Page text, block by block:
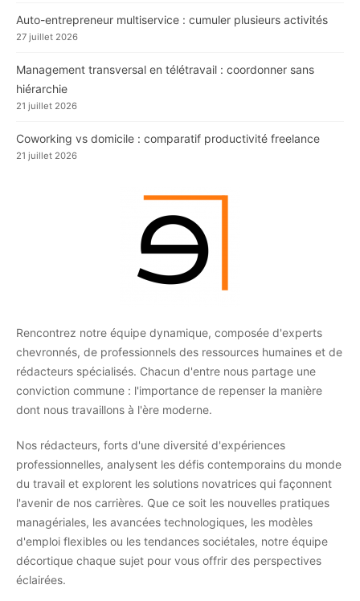
Auto-entrepreneur multiservice : cumuler plusieurs activités
27 juillet 2026
Management transversal en télétravail : coordonner sans
hiérarchie
21 juillet 2026
Coworking vs domicile : comparatif productivité freelance
21 juillet 2026
Rencontrez notre équipe dynamique, composée d'experts
chevronnés, de professionnels des ressources humaines et de
rédacteurs spécialisés. Chacun d'entre nous partage une
conviction commune : l'importance de repenser la manière
dont nous travaillons à l'ère moderne.
Nos rédacteurs, forts d'une diversité d'expériences
professionnelles, analysent les défis contemporains du monde
du travail et explorent les solutions novatrices qui façonnent
l'avenir de nos carrières. Que ce soit les nouvelles pratiques
managériales, les avancées technologiques, les modèles
d'emploi flexibles ou les tendances sociétales, notre équipe
décortique chaque sujet pour vous offrir des perspectives
éclairées.